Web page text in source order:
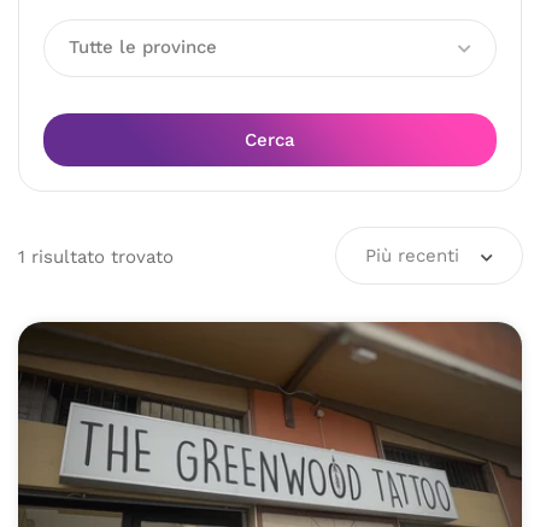
Tutte le province
Cerca
1 risultato trovato Più recenti